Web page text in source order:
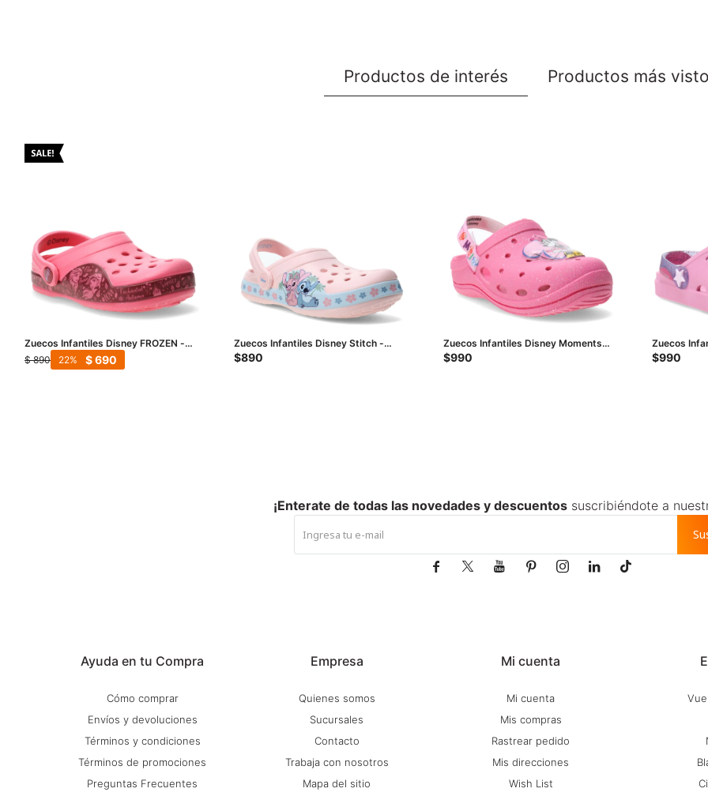
Productos de interés Productos más
Zuecos Infantiles Disney FROZEN -
Rosado
$ 890 $690
22
Zuecos Infantiles Disney Stitch -
Rosado - Celeste
$890
Zuecos Infantiles Disney Moments
Babuch Baby - Rosa
$990
Zuecos
Rosa - Lila
$990
Ayuda en tu Compra
Cómo comprar
Envíos y devoluciones
Términos y condiciones
Términos de promociones
Preguntas Frecuentes
Empresa
Quienes somos
Sucursales
Contacto
Trabaja con nosotros
Mapa del sitio
Mi cuenta
Mi cuenta
Mis compras
Rastrear pedido
Mis direcciones
Wish List
¡Enterate de todas las novedades y descuentossuscribiéndote a
      